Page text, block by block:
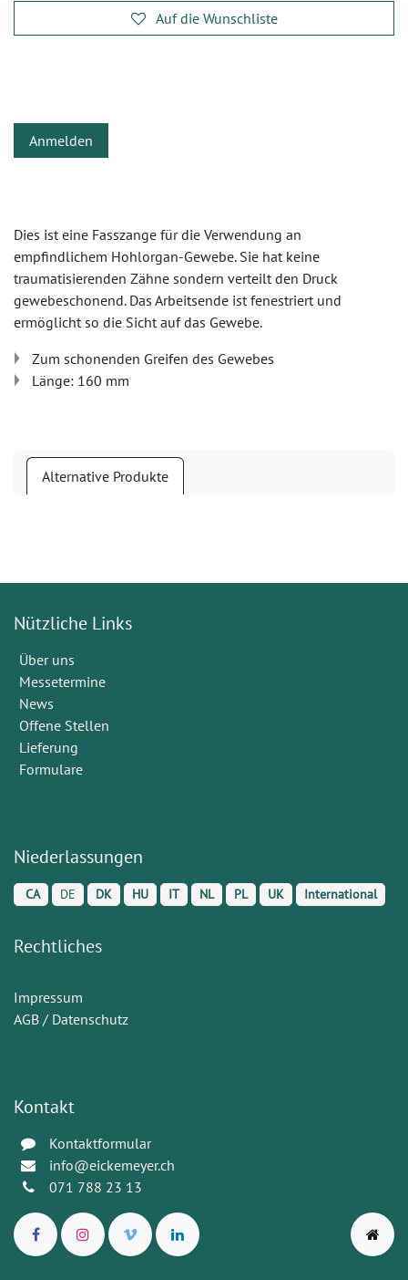
Auf die Wunschliste
Anmelden
Dies ist eine Fasszange für die Verwendung an
empfindlichem Hohlorgan-Gewebe. Sie hat keine
traumatisierenden Zähne sondern verteilt den Druck
gewebeschonend. Das Arbeitsende ist fenestriert und
ermöglicht so die Sicht auf das Gewebe.
Zum schonenden Greifen des Gewebes
Länge: 160 mm
Alternative Produkte
Nützliche Links
Über uns
Messetermine
News
Offene Stellen
Lieferung
Formulare
Niederlassungen
CA DE DK HU IT NL PL UK International
Rechtliches
Impressum
AGB / Datenschutz
Kontakt
Kontaktformular
info@eickemeyer.ch
071 788 23 13